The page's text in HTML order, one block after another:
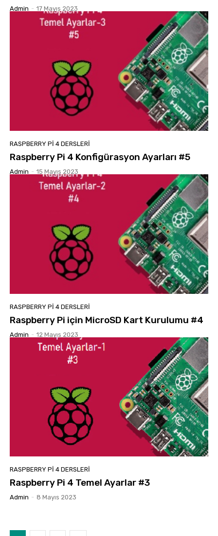
Admin - 17 Mayıs 2023
RASPBERRY PI 4 DERSLERI
Raspberry Pi 4 Konfigürasyon Ayarları #5
Admin - 15 Mayıs 2023
RASPBERRY PI 4 DERSLERI
Raspberry Pi için MicroSD Kart Kurulumu #4
Admin - 12 Mayıs 2023
RASPBERRY PI 4 DERSLERI
Raspberry Pi 4 Temel Ayarlar #3
Admin - 8 Mayıs 2023